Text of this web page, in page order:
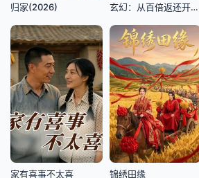
归家(2026) 玄幻：从百倍返还开始修仙
家有喜事不太喜 锦绣田缘